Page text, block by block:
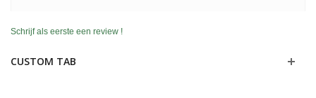
Schrijf als eerste een review !
CUSTOM TAB